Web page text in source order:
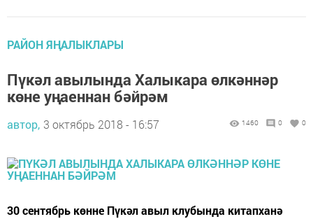
РАЙОН ЯҢАЛЫКЛАРЫ
Пүкәл авылында Халыкара өлкәннәр
көне уңаеннан бәйрәм
автор, 3 октябрь 2018 - 16:57 1460 0 0
30 сентябрь көнне Пүкәл авыл клубында китапханә